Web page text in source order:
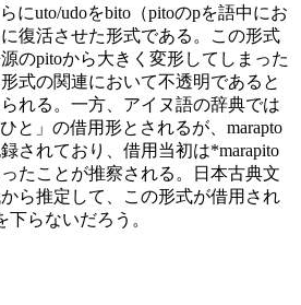
にuto/udoをbito（pitoのpを語中にお
復活させた形式である。この形式
のpitoから大きく変形してしまった
式の関連において不透明であると
れる。一方、アイヌ語の辞典では
と」の借用形とされるが、marapto
されており、借用当初は*marapito
たことが推察される。日本古典文
ら推定して、この形式が借用され
下らないだろう。